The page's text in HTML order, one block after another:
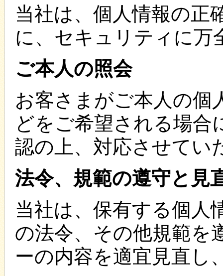
当社は、個人情報の正
に、セキュリティに万
ご本人の照会
お客さまがご本人の個
どをご希望される場合
認の上、対応させてい
法令、規範の遵守と見
当社は、保有する個人
の法令、その他規範を
ーの内容を適宜見直し